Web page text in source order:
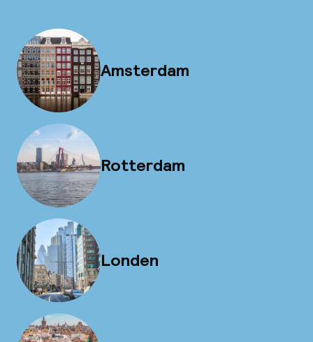
Amsterdam
Rotterdam
Londen